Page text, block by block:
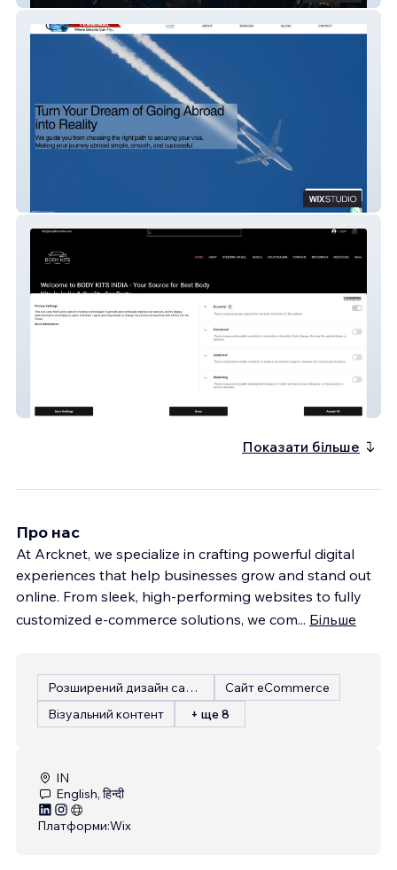
BODY KITS INDIA
Показати більше
Про нас
At Arcknet, we specialize in crafting powerful digital
experiences that help businesses grow and stand out
online. From sleek, high-performing websites to fully
customized e-commerce solutions, we com... Більше
Розширений дизайн сайту
Сайт eCommerce
Візуальний контент
+ ще 8
IN
English, हिन्दी
Платформи:Wix